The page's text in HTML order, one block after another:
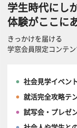
学生時代にし
体験がここに
きっかけを届ける
学窓会員限定コンテン
社会見学イベン
就活完全攻略テ
試写会・プレゼ